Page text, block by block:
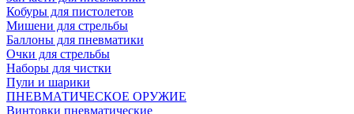
Кобуры для пистолетов
Мишени для стрельбы
Баллоны для пневматики
Очки для стрельбы
Наборы для чистки
Пули и шарики
ПНЕВМАТИЧЕСКОЕ ОРУЖИЕ
Винтовки пневматические